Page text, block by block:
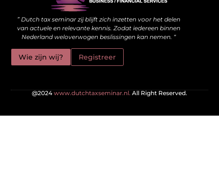
” Dutch tax seminar zij blijft zich inzetten voor het delen
van actuele en relevante kennis. Zodat iedereen binnen
Nederland weloverwogen beslissingen kan nemen. “
Wie zijn wij? Registreer
@2024 www.dutchtaxseminar.nl. All Right Reserved.